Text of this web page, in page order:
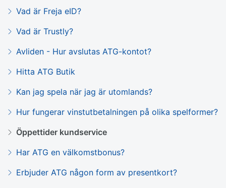
Vad är Freja eID?
Vad är Trustly?
Avliden - Hur avslutas ATG-kontot?
Hitta ATG Butik
Kan jag spela när jag är utomlands?
Hur fungerar vinstutbetalningen på olika spelformer?
Öppettider kundservice
Har ATG en välkomstbonus?
Erbjuder ATG någon form av presentkort?